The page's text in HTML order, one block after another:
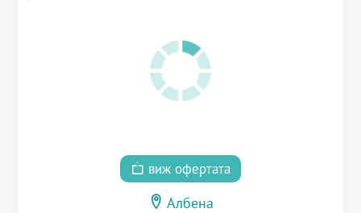
виж офертата
Албена